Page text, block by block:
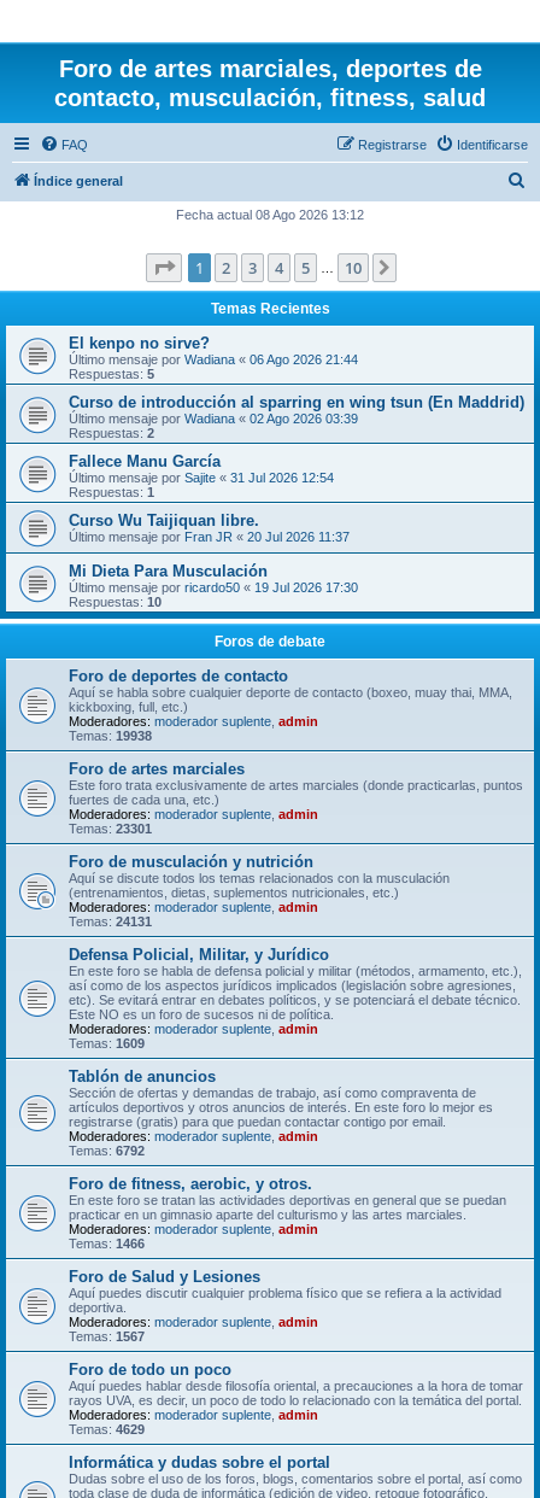
Foro de artes marciales, deportes de
contacto, musculación, fitness, salud
FAQ Identificarse
Registrarse
Índice general
a
r
Fecha actual 08 Ago 2026 13:12
Página de 10
1 2 3 4 5 10
Temas Recientes
El kenpo no sirve?
Último mensaje por Wadiana « 06 Ago 2026 21:44
Respuestas: 5
Curso de introducción al sparring en wing tsun (En Maddrid)
Último mensaje por Wadiana « 02 Ago 2026 03:39
Respuestas: 2
Fallece Manu García
Último mensaje por Sajite « 31 Jul 2026 12:54
Respuestas: 1
Curso Wu Taijiquan libre.
Último mensaje por Fran JR « 20 Jul 2026 11:37
Mi Dieta Para Musculación
Último mensaje por ricardo50 « 19 Jul 2026 17:30
Respuestas: 10
Foros de debate
Foro de deportes de contacto
Aquí se habla sobre cualquier deporte de contacto (boxeo, muay thai, MMA,
kickboxing, full, etc.)
Moderadores: moderador suplente admin
Temas: 19938
Foro de artes marciales
Este foro trata exclusivamente de artes marciales (donde practicarlas, puntos
fuertes de cada una, etc.)
Moderadores: moderador suplente admin
Temas: 23301
Foro de musculación y nutrición
Aquí se discute todos los temas relacionados con la musculación
(entrenamientos, dietas, suplementos nutricionales, etc.)
Moderadores: moderador suplente admin
Temas: 24131
Defensa Policial, Militar, y Jurídico
En este foro se habla de defensa policial y militar (métodos, armamento, etc.),
así como de los aspectos jurídicos implicados (legislación sobre agresiones,
etc). Se evitará entrar en debates políticos, y se potenciará el debate técnico.
Este NO es un foro de sucesos ni de política.
Moderadores: moderador suplente admin
Temas: 1609
Tablón de anuncios
Sección de ofertas y demandas de trabajo, así como compraventa de
artículos deportivos y otros anuncios de interés. En este foro lo mejor es
registrarse (gratis) para que puedan contactar contigo por email.
Moderadores: moderador suplente admin
Temas: 6792
Foro de fitness, aerobic, y otros.
En este foro se tratan las actividades deportivas en general que se puedan
practicar en un gimnasio aparte del culturismo y las artes marciales.
Moderadores: moderador suplente admin
Temas: 1466
Foro de Salud y Lesiones
Aquí puedes discutir cualquier problema físico que se refiera a la actividad
deportiva.
Moderadores: moderador suplente admin
Temas: 1567
Foro de todo un poco
Aquí puedes hablar desde filosofía oriental, a precauciones a la hora de tomar
rayos UVA, es decir, un poco de todo lo relacionado con la temática del portal.
Moderadores: moderador suplente admin
Temas: 4629
Informática y dudas sobre el portal
Dudas sobre el uso de los foros, blogs, comentarios sobre el portal, así como
toda clase de duda de informática (edición de video, retoque fotográfico,